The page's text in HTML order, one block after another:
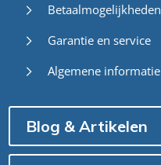
Betaalmogelijkheden
Garantie en service
Algemene informatie
Blog & Artikelen